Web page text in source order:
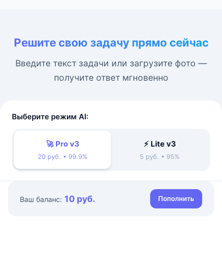
Решите свою задачу прямо сейчас
Введите текст задачи или загрузите фото —
получите ответ мгновенно
Выберите режим AI:
🚀 Pro v3
20 руб. • 99.9%
⚡ Lite v3
5 руб. • 95%
Ваш баланс: 10 руб. Пополнить